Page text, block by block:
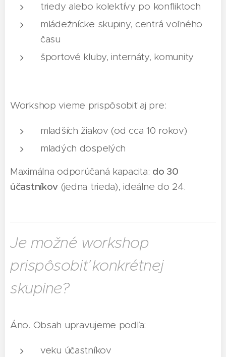
triedy alebo kolektívy po konfliktoch
mládežnícke skupiny, centrá voľného
času
športové kluby, internáty, komunity
Workshop vieme prispôsobiť aj pre:
mladších žiakov (od cca 10 rokov)
mladých dospelých
Maximálna odporúčaná kapacita: do 30
účastníkov (jedna trieda), ideálne do 24.
Je možné workshop
prispôsobiť konkrétnej
skupine?
Áno. Obsah upravujeme podľa:
veku účastníkov